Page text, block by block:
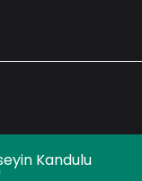
Kandulu